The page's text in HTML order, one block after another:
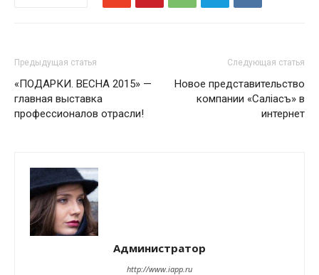
Предыдущая статья
«ПОДАРКИ. ВЕСНА 2015» —
главная выставка
профессионалов отрасли!
Следующая статья
Новое представительство
компании «Салiасъ» в
интернет
Администратор
http://www.iapp.ru